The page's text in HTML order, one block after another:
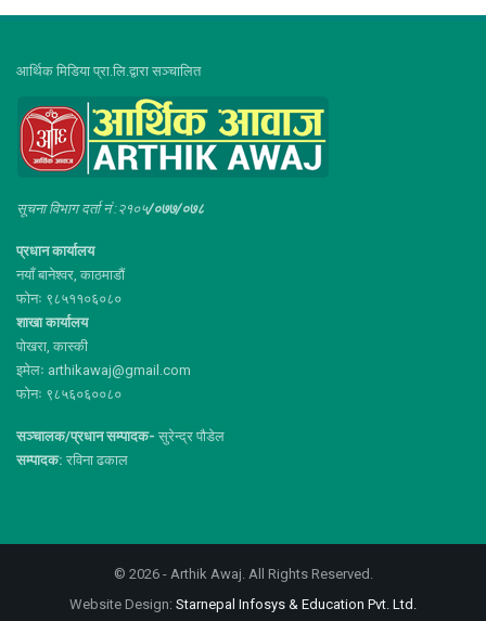
आर्थिक मिडिया प्रा.लि.द्वारा सञ्चालित
सूचना विभाग दर्ता नं :२१०५/०७७/०७८
प्रधान कार्यालय
नयाँ बानेश्वर, काठमाडौं
फोनः ९८५११०६०८०
शाखा कार्यालय
पोखरा, कास्की
इमेलः arthikawaj@gmail.com
फोनः ९८५६०६००८०
सञ्चालक/प्रधान सम्पादक- सुरेन्द्र पौडेल
सम्पादक: रविना ढकाल
© 2026 - Arthik Awaj. All Rights Reserved.
Website Design: Starnepal Infosys & Education Pvt. Ltd.